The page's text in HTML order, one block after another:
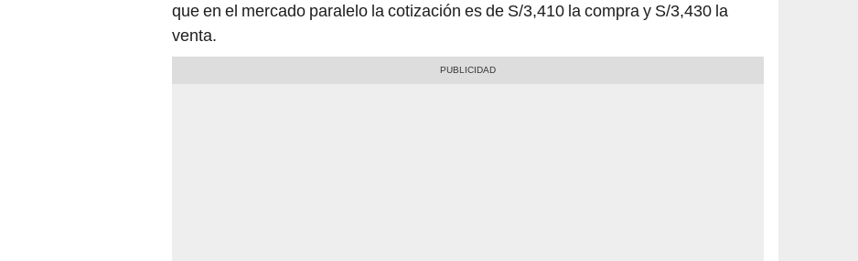
que en el mercado paralelo la cotización es de S/3,410 la compra y S/3,430 la
venta.